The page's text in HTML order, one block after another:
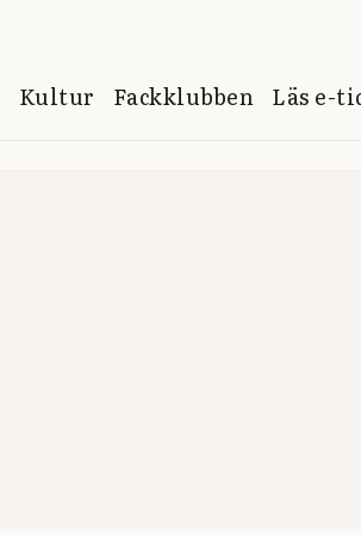
Kultur Fackklubben Läs e-